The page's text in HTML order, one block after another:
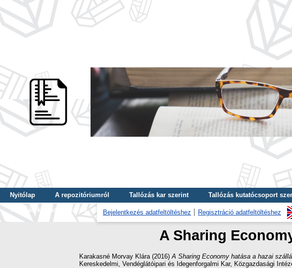
Nyitólap A repozitóriumról Tallózás kar szerint Tallózás kutatócsoport
Tallózás kulcsszó szerint
Bejelentkezés adatfeltöltéshez Regisztráció adatfeltöltéshez
A Sharing
Karakasné Morvay Klára (2016) A Sharing Economy hatása a hazai
Kereskedelmi, Vendéglátóipari és Idegenforgalmi Kar, Közgazdasági